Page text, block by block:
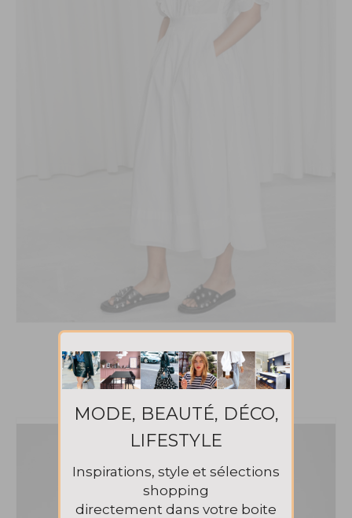
Robe brodée And other stories 99€
MODE, BEAUTÉ, DÉCO,
LIFESTYLE
Inspirations, style et sélections
shopping
directement dans votre boite